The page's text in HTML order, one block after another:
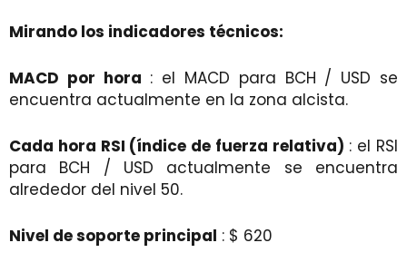
Mirando los indicadores técnicos:
MACD por hora : el MACD para BCH / USD se
encuentra actualmente en la zona alcista.
Cada hora RSI (índice de fuerza relativa) : el RSI
para BCH / USD actualmente se encuentra
alrededor del nivel 50.
Nivel de soporte principal : $ 620